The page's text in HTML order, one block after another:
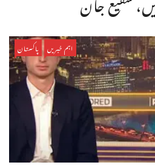
اہم خبریں پاکستان